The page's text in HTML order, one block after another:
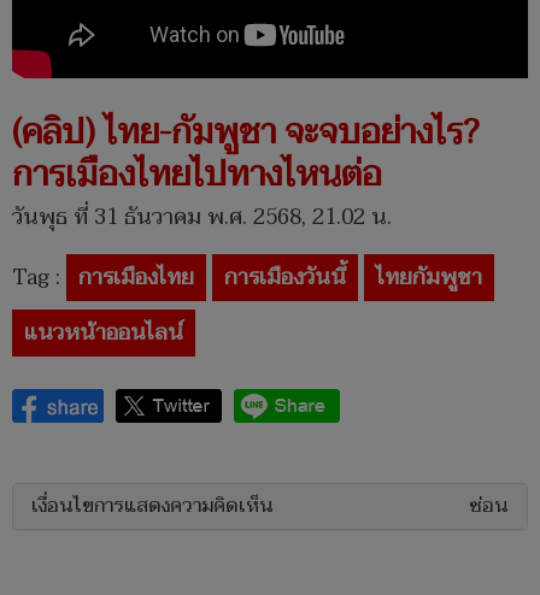
(คลิป) ไทย-กัมพูชา จะจบอย่างไร?
การเมืองไทยไปทางไหนต่อ
วันพุธ ที่ 31 ธันวาคม พ.ศ. 2568, 21.02 น.
Tag : การเมืองไทย การเมืองวันนี้
ไทยกัมพูชา
แนวหน้าออนไลน์
เงื่อนไขการแสดงความคิดเห็น ซ่อน